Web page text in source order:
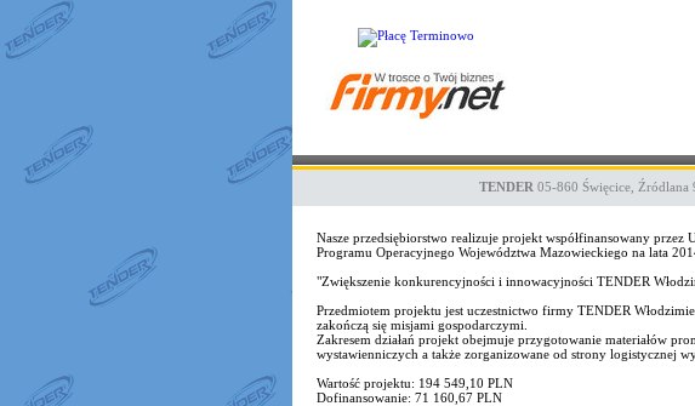
TENDER 05-860 Święcice Źródlana
Nasze przedsiębiorstwo realizuje projekt współfinansowany
Programu Operacyjnego Województwa Mazowieckiego na lata
"Zwiększenie konkurencyjności i innowacyjności TENDER
Przedmiotem projektu jest uczestnictwo firmy TENDER
zakończą się misjami gospodarczymi.
Zakresem działań projekt obejmuje przygotowanie materiałów
wystawienniczych a także zorganizowane od strony logistycznej
Wartość projektu: 194 549,10 PLN
Dofinansowanie: 71 160,67 PLN